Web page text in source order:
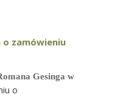
o zamówieniu
Gesinga w
o